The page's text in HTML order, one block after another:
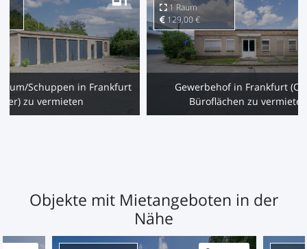
Schuppen in Frankfurt
zu vermieten
Gewerbehof in Frankfurt
Büroflächen zu vermieten
1 Raum
129,00 €
Objekte mit Mietangeboten in der
Nähe